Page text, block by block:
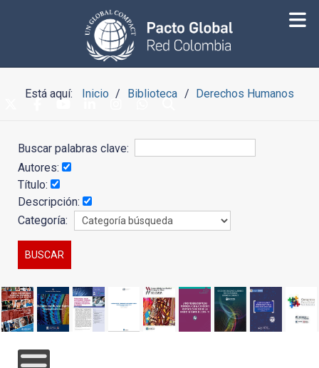
Está aquí: Inicio Biblioteca Derechos Humanos
Buscar palabras clave:
Autores:
Título:
Descripción:
Categoría: